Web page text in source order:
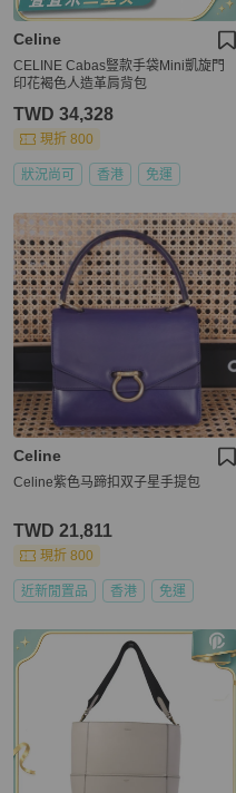
Celine
CELINE Cabas豎款手袋Mini凱旋門
印花褐色人造革肩背包
TWD 34,328
現折 800
狀況尚可 香港 免運
Celine
Celine紫色马蹄扣双子星手提包
TWD 21,811
現折 800
近新閒置品 香港 免運